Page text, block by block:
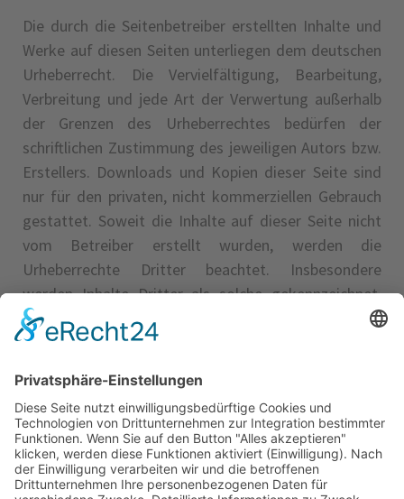
Die durch die Seitenbetreiber erstellten Inhalte und
Werke auf diesen Seiten unterliegen dem deutschen
Urheberrecht. Die Vervielfältigung, Bearbeitung,
Verbreitung und jede Art der Verwertung außerhalb
der Grenzen des Urheberrechtes bedürfen der
schriftlichen Zustimmung des jeweiligen Autors bzw.
Erstellers. Downloads und Kopien dieser Seite sind
nur für den privaten, nicht kommerziellen Gebrauch
gestattet. Soweit die Inhalte auf dieser Seite nicht
vom Betreiber erstellt wurden, werden die
Urheberrechte Dritter beachtet. Insbesondere
werden Inhalte Dritter als solche gekennzeichnet.
Sollten Sie trotzdem auf eine
Urheberrechtsverletzung aufmerksam werden,
Bekanntwerden von Rechtsverletzungen werden wir
derartige Inhalte umgehend entfernen.